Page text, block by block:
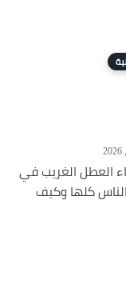
العطل الغريب في
كلها وكيف